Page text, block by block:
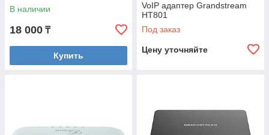
В наличии
18 000 ₸
Купить
VoIP адаптер Grandstream
HT801
Под заказ
Цену уточняйте